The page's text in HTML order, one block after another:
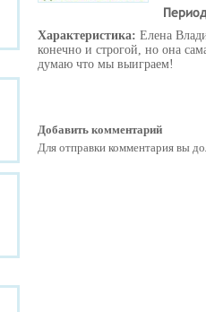
Характеристика: Елена
конечно и строгой, но она
думаю что мы выиграем!
Добавить комментарий
Для отправки комментария вы